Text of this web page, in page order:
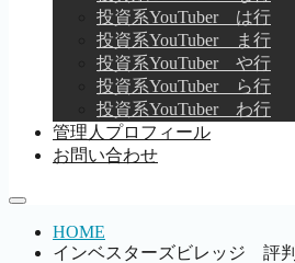
投資系YouTuber は行
投資系YouTuber ま行
投資系YouTuber や行
投資系YouTuber ら行
投資系YouTuber わ行
管理人プロフィール
お問い合わせ
HOME
インベスターズビレッジ 評判